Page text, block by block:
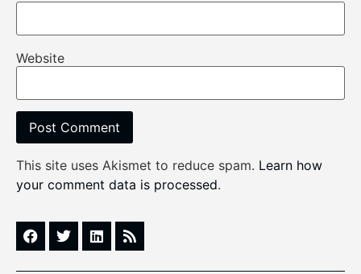
Website
This site uses Akismet to reduce spam. Learn how
your comment data is processed.